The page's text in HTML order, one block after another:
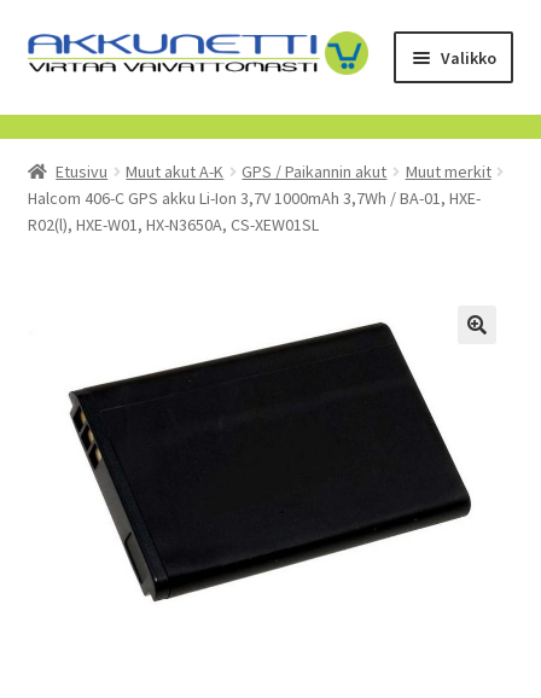
Siirry
navigointiin
Siirry
sisältöön
Valikko
Kauppa
Tietoa meistä
POISTUVAT TUOTTEET
Etusivu Muut akut A-K GPS / Paikannin akut
Muut merkit
Halcom 406-C GPS akku Li-Ion 3,7V 1000mAh 3,7Wh / BA-01, HXE-
R02(l), HXE-W01, HX-N3650A, CS-XEW01SL